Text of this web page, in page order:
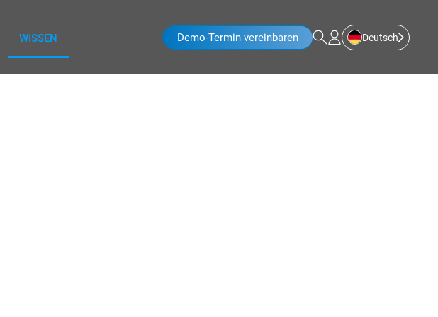
WISSEN Demo-Termin vereinbaren Deutsch